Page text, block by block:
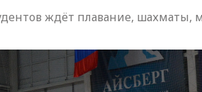
ждёт плавание, шахматы,